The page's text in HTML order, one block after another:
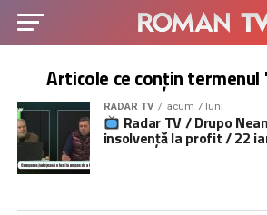
Articole ce conțin
RADAR TV acum 7 luni
Radar TV / Drupo
insolvență la profit / 22